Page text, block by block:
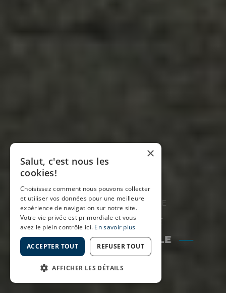
ENSEIGNE EXCEPTIONNELLE
IMPRESSION DIGITALE
LETTRAGE VÉHICULE
SIGNALÉTIQUE
×
Salut, c'est nous les
cookies!
Choisissez comment nous pouvons collecter
et utiliser vos données pour une meilleure
expérience de navigation sur notre site.
Votre vie privée est primordiale et vous
avez le plein contrôle ici. En savoir plus
ACCEPTER TOUT REFUSER TOUT
AFFICHER LES DÉTAILS